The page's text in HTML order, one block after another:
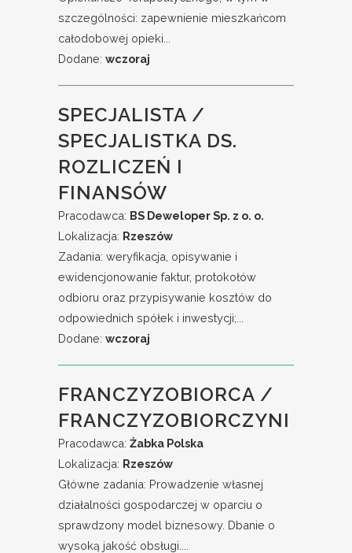
szczególności: zapewnienie mieszkańcom
całodobowej opieki...
Dodane: wczoraj
SPECJALISTA /
SPECJALISTKA DS.
ROZLICZEŃ I
FINANSÓW
Pracodawca: BS Deweloper Sp. z o. o.
Lokalizacja: Rzeszów
Zadania: weryfikacja, opisywanie i
ewidencjonowanie faktur, protokołów
odbioru oraz przypisywanie kosztów do
odpowiednich spółek i inwestycji;...
Dodane: wczoraj
FRANCZYZOBIORCA /
FRANCZYZOBIORCZYNI
Pracodawca: Żabka Polska
Lokalizacja: Rzeszów
Główne zadania: Prowadzenie własnej
działalności gospodarczej w oparciu o
sprawdzony model biznesowy. Dbanie o
wysoką jakość obsługi....